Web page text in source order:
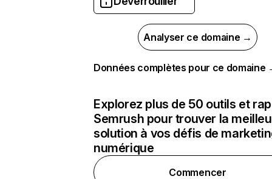
Analyser ce domaine →
Données complètes pour ce domaine
Explorez plus de 50 outils et
Semrush pour trouver la
solution à vos défis de
numérique
Commencer